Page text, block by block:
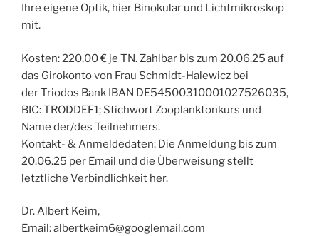
Ihre eigene Optik, hier Binokular und Lichtmikroskop
mit.
Kosten: 220,00 € je TN. Zahlbar bis zum 20.06.25 auf
das Girokonto von Frau Schmidt-Halewicz bei
der Triodos Bank IBAN DE54500310001027526035,
BIC: TRODDEF1; Stichwort Zooplanktonkurs und
Name der/des Teilnehmers.
Kontakt- & Anmeldedaten: Die Anmeldung bis zum
20.06.25 per Email und die Überweisung stellt
letztliche Verbindlichkeit her.
Dr. Albert Keim,
Email: albertkeim6@googlemail.com